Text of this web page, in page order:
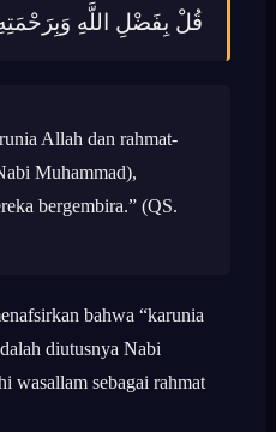
قُلْ بِفَضْلِ اللَّهِ
Allah dan rahmat-
Muhammad),
bergembira.” (QS.
bahwa “karunia
diutusnya Nabi
wasallam sebagai rahmat